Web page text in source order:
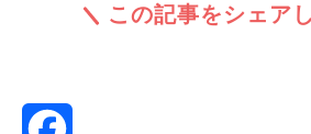
この記事をシェア